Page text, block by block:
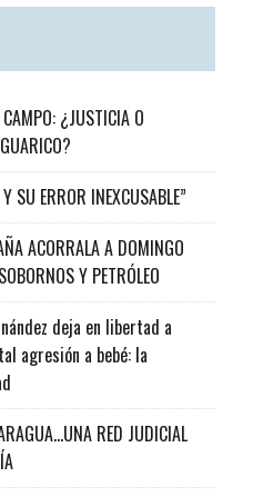
¿JUSTICIA O
SU ERROR INEXCUSABLE”
ACORRALA A DOMINGO
Y PETRÓLEO
deja en libertad a
agresión a bebé: la
RED JUDICIAL